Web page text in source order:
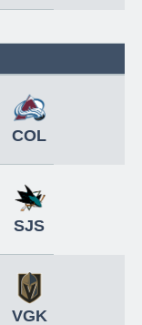
COL
SJS
VGK